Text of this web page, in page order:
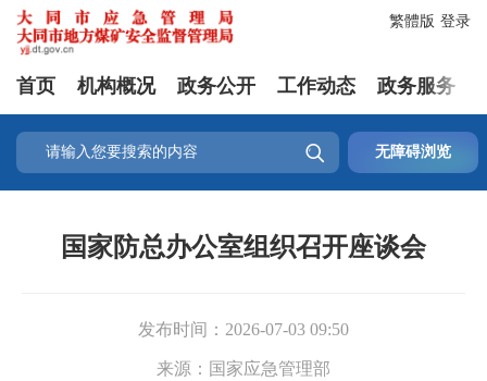
登录
繁體版
首页 机构概况 政务公开 工作动态 政务服务
 无障碍浏览
国家防总办公室组织召开座谈会
发布时间： 2026-07-03 09:50
来源： 国家应急管理部